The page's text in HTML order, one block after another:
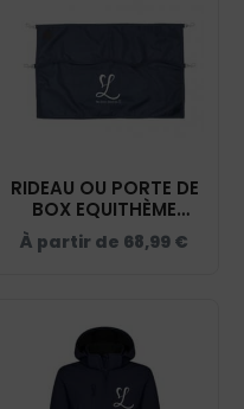
RIDEAU OU PORTE DE
BOX EQUITHÈME
PREMIUM - ECURIE
LYNELLA - NAVY -
À partir de 68,99 €